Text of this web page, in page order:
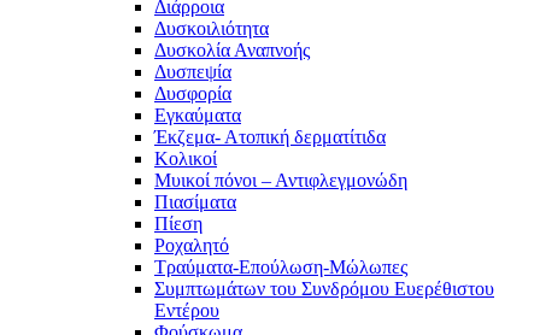
Διάρροια
Δυσκοιλιότητα
Δυσκολία Αναπνοής
Δυσπεψία
Δυσφορία
Εγκαύματα
Έκζεμα- Ατοπική δερματίτιδα
Κολικοί
Μυικοί πόνοι – Αντιφλεγμονώδη
Πιασίματα
Πίεση
Ροχαλητό
Τραύματα-Επούλωση-Μώλωπες
Συμπτωμάτων του Συνδρόμου Ευερέθιστου
Εντέρου